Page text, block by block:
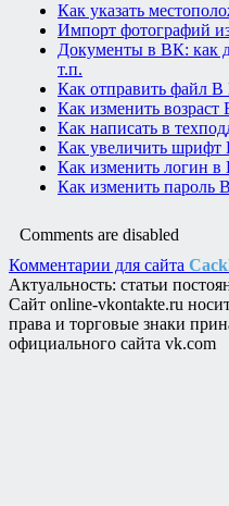
Как указать
Импорт фотографий
Документы в ВК: как
т.п.
Как отправить файл В
Как изменить возраст
Как написать в
Как увеличить шрифт
Как изменить логин
Как изменить пароль
Comments are disabled
Комментарии для сайта
Актуальность: статьи
Сайт online-vkontakte.ru
права и торговые знаки
официального сайта vk.com